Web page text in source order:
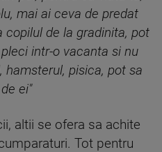
mai ai ceva de predat
copilul de la gradinita, pot
intr-o vacanta si nu
hamsterul, pisica, pot sa
ei"
altii se ofera sa achite
Tot pentru